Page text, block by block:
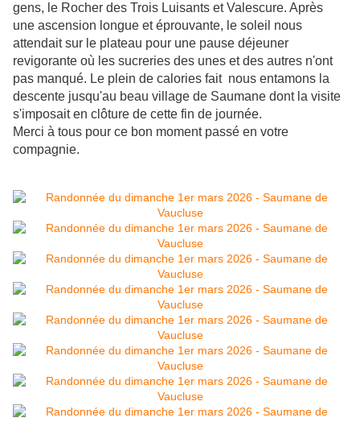
gens, le Rocher des Trois Luisants et Valescure. Après
une ascension longue et éprouvante, le soleil nous
attendait sur le plateau pour une pause déjeuner
revigorante où les sucreries des unes et des autres n'ont
pas manqué. Le plein de calories fait nous entamons la
descente jusqu'au beau village de Saumane dont la visite
s'imposait en clôture de cette fin de journée.
Merci à tous pour ce bon moment passé en votre
compagnie.